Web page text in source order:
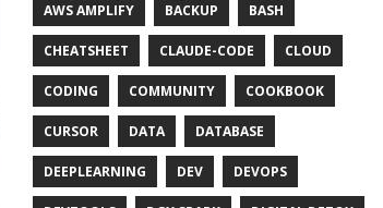
AWS AMPLIFY BACKUP BASH
CHEATSHEET CLAUDE-CODE CLOUD
CODING COMMUNITY COOKBOOK
CURSOR DATA DATABASE
DEEPLEARNING DEV DEVOPS